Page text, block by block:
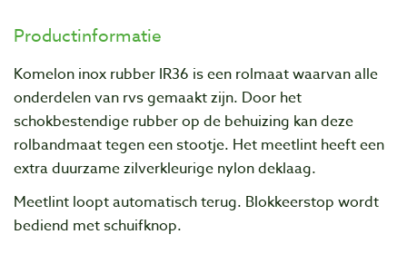
Productinformatie
Komelon inox rubber IR36 is een rolmaat waarvan alle
onderdelen van rvs gemaakt zijn. Door het
schokbestendige rubber op de behuizing kan deze
rolbandmaat tegen een stootje. Het meetlint heeft een
extra duurzame zilverkleurige nylon deklaag.
Meetlint loopt automatisch terug. Blokkeerstop wordt
bediend met schuifknop.